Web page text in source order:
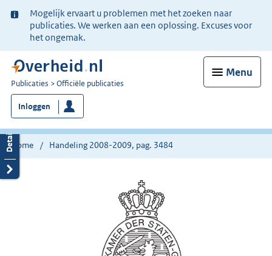
Ter
informatie:
Mogelijk ervaart u problemen met het zoeken naar
publicaties. We werken aan een oplossing. Excuses voor
het ongemak.
Menu
U
bent
nu
hier:
Publicaties Officiële publicaties
Inloggen
Home Handeling 2008-2009, pag. 3484